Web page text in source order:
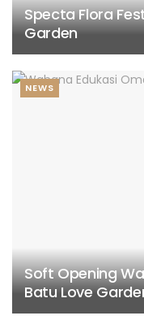
Specta Flora
Garden
NEWS
Soft Opening
Batu Love